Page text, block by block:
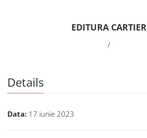
EDITURA CARTIER
/
Details
Data: 17 iunie 2023